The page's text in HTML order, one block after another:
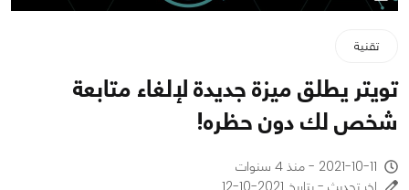
تقنية
تويتر يطلق ميزة جديدة لإلغاء متابعة
شخص لك دون حظره!
2021-10-11 - منذ 4 سنوات
اخر تحديث - بتاريخ 2021-10-12